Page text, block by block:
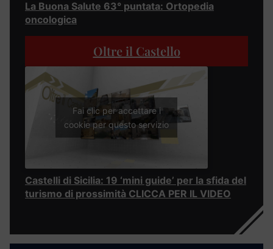
La Buona Salute 63° puntata: Ortopedia
oncologica
Oltre il Castello
Fai clic per accettare i
cookie per questo servizio
Castelli di Sicilia: 19 ‘mini guide’ per la sfida del
turismo di prossimità CLICCA PER IL VIDEO